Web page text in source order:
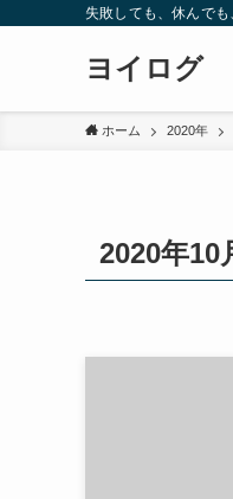
失敗しても、休んで
ヨイログ
ホーム 2020年
2020年10